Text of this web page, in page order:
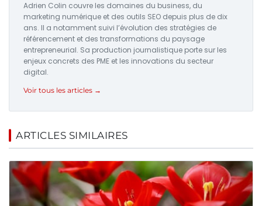
Adrien Colin couvre les domaines du business, du
marketing numérique et des outils SEO depuis plus de dix
ans. Il a notamment suivi l’évolution des stratégies de
référencement et des transformations du paysage
entrepreneurial. Sa production journalistique porte sur les
enjeux concrets des PME et les innovations du secteur
digital.
Voir tous les articles →
ARTICLES SIMILAIRES